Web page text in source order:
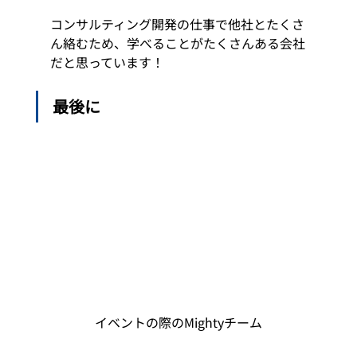
コンサルティング開発の仕事で他社とたくさ
ん絡むため、学べることがたくさんある会社
だと思っています！
最後に
イベントの際のMightyチーム